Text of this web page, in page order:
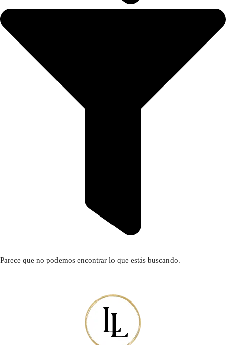
Parece que no podemos encontrar lo que estás buscando.